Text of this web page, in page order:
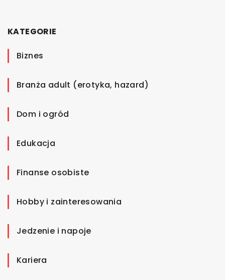
KATEGORIE
Biznes
Branża adult (erotyka, hazard)
Dom i ogród
Edukacja
Finanse osobiste
Hobby i zainteresowania
Jedzenie i napoje
Kariera